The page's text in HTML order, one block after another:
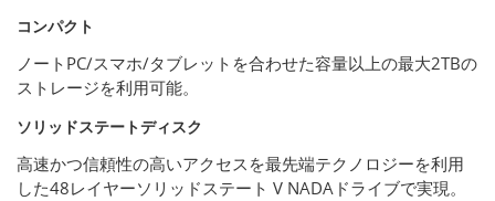
コンパクト
ノートPC/スマホ/タブレットを合わせた容量以上の最大2TBの
ストレージを利用可能。
ソリッドステートディスク
高速かつ信頼性の高いアクセスを最先端テクノロジーを利用
した48レイヤーソリッドステート V NADAドライブで実現。